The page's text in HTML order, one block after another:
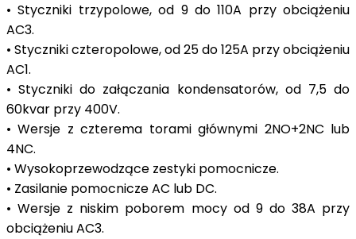
• Styczniki trzypolowe, od 9 do 110A przy obciążeniu
AC3.
• Styczniki czteropolowe, od 25 do 125A przy obciążeniu
AC1.
• Styczniki do załączania kondensatorów, od 7,5 do
60kvar przy 400V.
• Wersje z czterema torami głównymi 2NO+2NC lub
4NC.
• Wysokoprzewodzące zestyki pomocnicze.
• Zasilanie pomocnicze AC lub DC.
• Wersje z niskim poborem mocy od 9 do 38A przy
obciążeniu AC3.